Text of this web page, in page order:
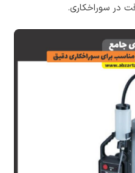
در سوراخکاری.